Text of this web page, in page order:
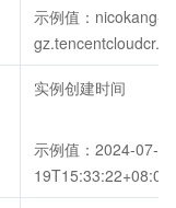
示例值：nicokang-
实例创建时间
示例值：2024-07-
19T15:33:22+08:00